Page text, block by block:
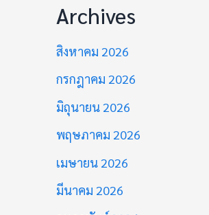
Archives
สิงหาคม 2026
กรกฎาคม 2026
มิถุนายน 2026
พฤษภาคม 2026
เมษายน 2026
มีนาคม 2026